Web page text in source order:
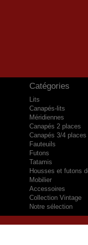
Catégories
Lits
Canapés-lits
Méridiennes
Canapés 2 places
Canapés 3/4 places
Fauteuils
Futons
Tatamis
Housses et futons
Mobilier
Accessoires
Collection Vintage
Notre sélection